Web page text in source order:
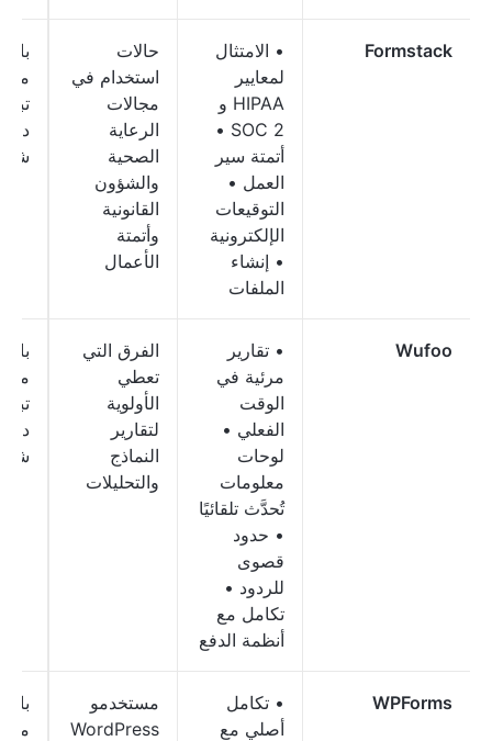
Formstack
• الامتثال
لمعايير
HIPAA و
SOC 2 •
أتمتة سير
العمل •
التوقيعات
الإلكترونية
• إنشاء
الملفات
حالات
استخدام في
مجالات
الرعاية
الصحية
والشؤون
القانونية
وأتمتة
الأعمال
Wufoo
• تقارير
مرئية في
الوقت
الفعلي •
لوحات
معلومات
تُحدَّث تلقائيًا
• حدود
قصوى
للردود •
تكامل مع
أنظمة الدفع
الفرق التي
تعطي
الأولوية
لتقارير
النماذج
والتحليلات
WPForms
• تكامل
أصلي مع
مستخدمو
WordPress